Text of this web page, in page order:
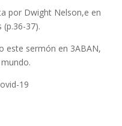
por Dwight Nelson,e en
37).
este sermón en 3ABAN,
19